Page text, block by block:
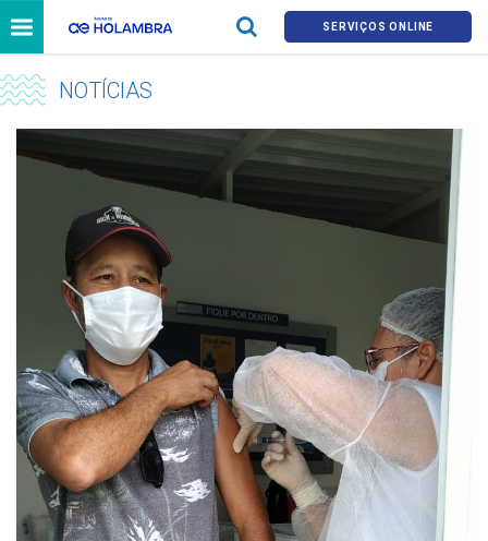
SERVIÇOS ONLINE
NOTÍCIAS